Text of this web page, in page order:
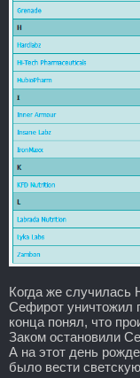
Когда же случилась
Сефирот уничтожил
конца понял, что
Заком остановили
А на этот день
было вести